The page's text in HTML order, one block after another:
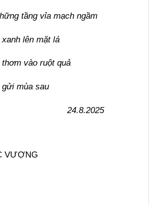
tầng vỉa mạch ngầm
lên mặt lá
vào ruột quả
mùa sau
VƯỢNG